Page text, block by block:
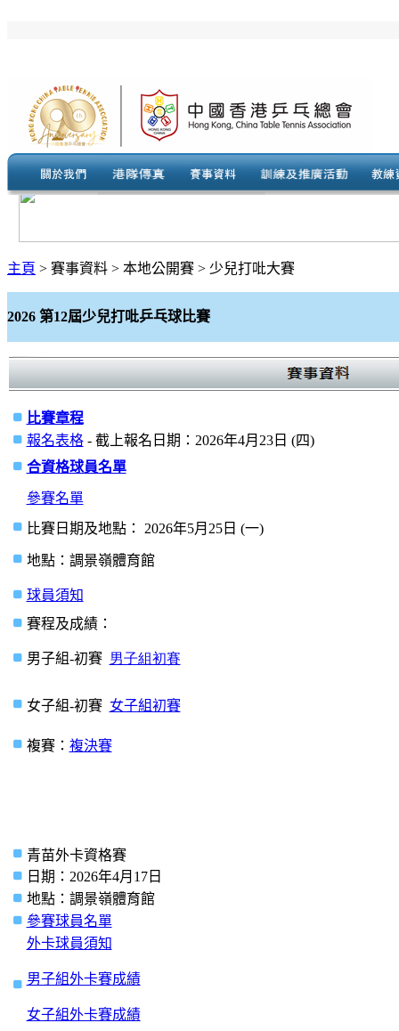
主頁 > 賽事資料 > 本地公開賽 > 少兒打吡大賽
2026 第12屆少兒打吡乒乓球比賽
比賽章程
報名表格- 截上報名日期：2026年4月23日 (四)
合資格球員名單
參賽名單
比賽日期及地點：
2026年5月25日 (一)
地點：調景嶺體育館
球員須知
賽程及成績：
男子組-初賽 男子組初賽
女子組-初賽 女子組初賽
複賽： 複決賽
青苗外卡資格賽
日期： 2026年4月17日
地點：調景嶺體育館
參賽球員名單
外卡球員須知
男子組外卡賽成績
女子組外卡賽成績